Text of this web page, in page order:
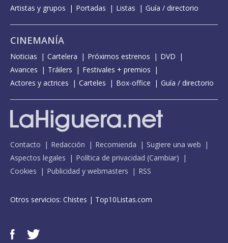
Artistas y grupos
Portadas Listas Guía / directorio
CINEMANÍA
Noticias Cartelera Próximos estrenos
DVD
Avances
Tráilers
Festivales + premios
Actores y actrices
Carteles Box-office Guía / directorio
Contacto Redacción Recomienda
Sugiere una web
Aspectos legales
Política de privacidad (Cambiar)
Cookies
Publicidad y webmasters RSS
Otros servicios: Chistes | Top10Listas.com